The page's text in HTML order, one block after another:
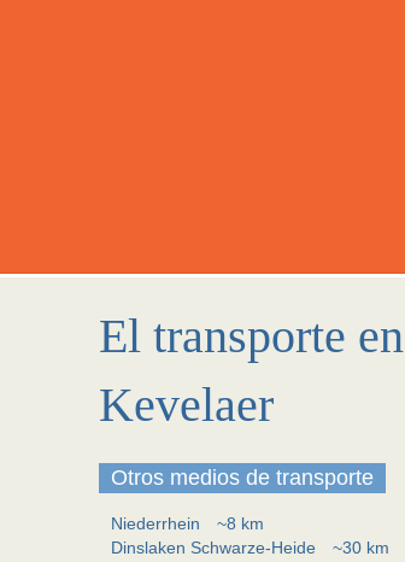
El transporte en
Kevelaer
Otros medios de transporte
Niederrhein
~8 km
Dinslaken Schwarze-Heide
~30 km